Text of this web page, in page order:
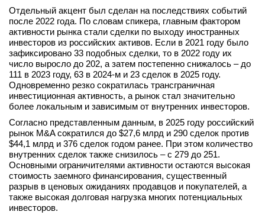
Отдельный акцент был сделан на последствиях событий
после 2022 года. По словам спикера, главным фактором
активности рынка стали сделки по выходу иностранных
инвесторов из российских активов. Если в 2021 году было
зафиксировано 33 подобных сделки, то в 2022 году их
число выросло до 202, а затем постепенно снижалось – до
111 в 2023 году, 63 в 2024-м и 23 сделок в 2025 году.
Одновременно резко сократилась трансграничная
инвестиционная активность, а рынок стал значительно
более локальным и зависимым от внутренних инвесторов.
Согласно представленным данным, в 2025 году российский
рынок M&A сократился до $27,6 млрд и 290 сделок против
$44,1 млрд и 376 сделок годом ранее. При этом количество
внутренних сделок также снизилось – с 279 до 251.
Основными ограничителями активности остаются высокая
стоимость заемного финансирования, существенный
разрыв в ценовых ожиданиях продавцов и покупателей, а
также высокая долговая нагрузка многих потенциальных
инвесторов.